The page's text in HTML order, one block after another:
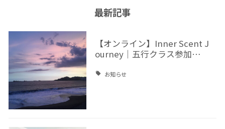
最新記事
【オンライン】Inner Scent J
ourney｜五行クラス参加…
お知らせ